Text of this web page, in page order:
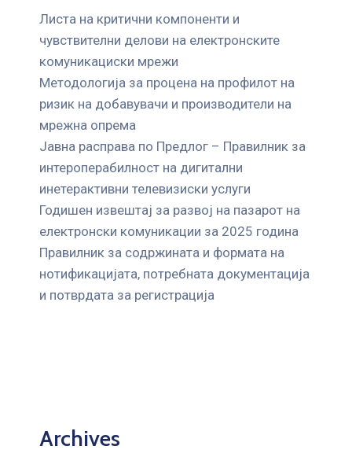
Листа на критични компоненти и
чувствителни делови на електронските
комуникациски мрежи
Mетодологија за процена на профилот на
ризик на добавувачи и производители на
мрежна опрема
Јавна расправа по Предлог – Правилник за
интероперабилност на дигитални
инетерактивни телевизиски услуги
Годишен извештај за развој на пазарот на
електронски комуникации за 2025 година
Правилник за содржината и формата на
нотификацијата, потребната документација
и потврдата за регистрација
Archives